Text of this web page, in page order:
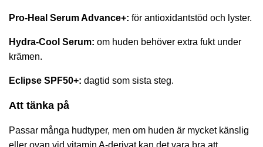
Pro-Heal Serum Advance+: för antioxidantstöd och lyster.
Hydra-Cool Serum: om huden behöver extra fukt under
krämen.
Eclipse SPF50+: dagtid som sista steg.
Att tänka på
Passar många hudtyper, men om huden är mycket känslig
eller ovan vid vitamin A-derivat kan det vara bra att